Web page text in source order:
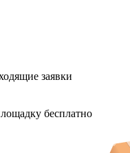
заявки
бесплатно